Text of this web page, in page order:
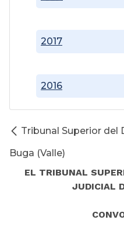
2016
2017
Tribunal Superior del
Buga (Valle)
EL TRIBUNAL
JUDICIAL